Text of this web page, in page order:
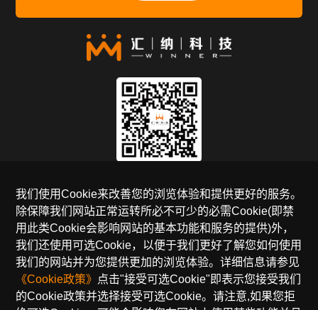
我们使用Cookie来改善您的浏览体验和提供更好的服务。
除保障我们网站正常运转所必不可少的必需Cookie(即禁
用此类Cookie会影响网站的基本功能和服务的提供)外，
我们还使用可选Cookie，以便于我们更好了解您如何使用
我们的网站并为您提供更加的浏览体验。详细信息请参见
《Cookie政策》 点击"接受可选Cookie"即表示您接受我们
的Cookie政策并选择接受可选Cookie。请注意,如果您拒
全国免费服务热线
400-990-5050
邮箱：sales@winnerinf.com